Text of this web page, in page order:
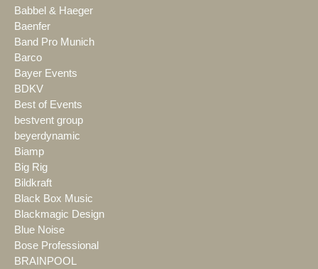
Babbel & Haeger
Baenfer
Band Pro Munich
Barco
Bayer Events
BDKV
Best of Events
bestvent group
beyerdynamic
Biamp
Big Rig
Bildkraft
Black Box Music
Blackmagic Design
Blue Noise
Bose Professional
BRAINPOOL